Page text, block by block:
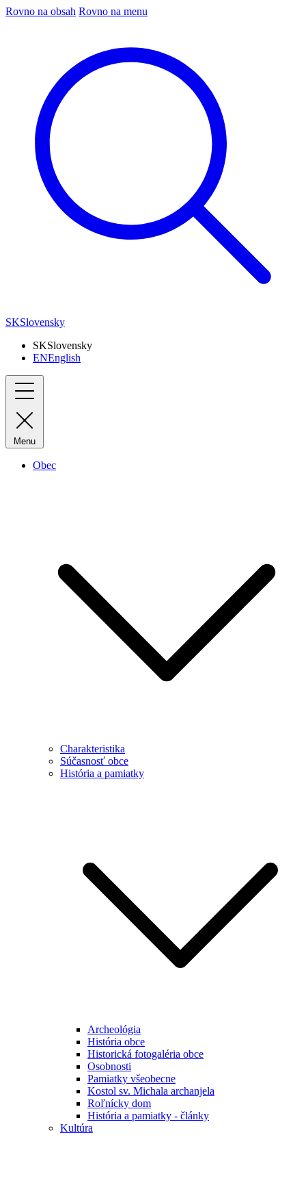
Rovno na obsah Rovno na menu
SKSlovensky
SKSlovensky
ENEnglish
Menu
Obec
Charakteristika
Súčasnosť obce
História a pamiatky
Archeológia
História obce
Historická fotogaléria obce
Osobnosti
Pamiatky všeobecne
Kostol sv. Michala archanjela
Roľnícky dom
História a pamiatky - články
Kultúra